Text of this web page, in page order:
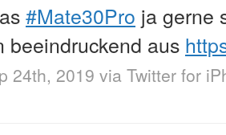
#Mate30Pro ja gerne
beeindruckend aus
24th, 2019 via Twitter for